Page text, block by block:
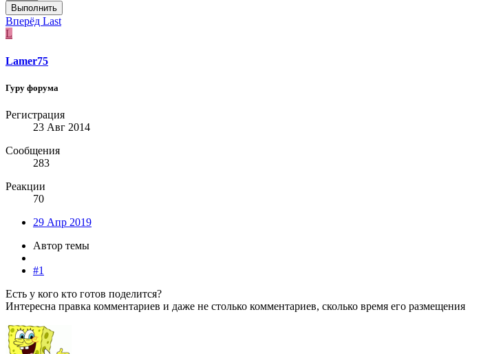
Выполнить
Вперёд Last
L
Lamer75
Гуру форума
Регистрация
23 Авг 2014
Сообщения
283
Реакции
70
29 Апр 2019
Автор темы
#1
Есть у кого кто готов поделится?
Интересна правка комментариев и даже не столько комментариев, сколько время его размещения